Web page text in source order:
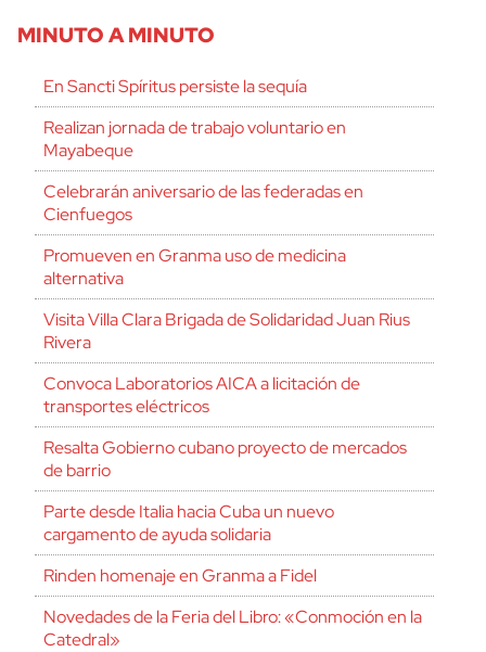
MINUTO A MINUTO
En Sancti Spíritus persiste la sequía
Realizan jornada de trabajo voluntario en
Mayabeque
Celebrarán aniversario de las federadas en
Cienfuegos
Promueven en Granma uso de medicina
alternativa
Visita Villa Clara Brigada de Solidaridad Juan Rius
Rivera
Convoca Laboratorios AICA a licitación de
transportes eléctricos
Resalta Gobierno cubano proyecto de mercados
de barrio
Parte desde Italia hacia Cuba un nuevo
cargamento de ayuda solidaria
Rinden homenaje en Granma a Fidel
Novedades de la Feria del Libro: «Conmoción en la
Catedral»